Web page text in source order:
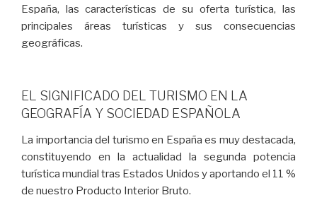
España, las características de su oferta turística, las
principales áreas turísticas y sus consecuencias
geográficas.
EL SIGNIFICADO DEL TURISMO EN LA
GEOGRAFÍA Y SOCIEDAD ESPAÑOLA
La importancia del turismo en España es muy destacada,
constituyendo en la actualidad la segunda potencia
turística mundial tras Estados Unidos y aportando el 11 %
de nuestro Producto Interior Bruto.